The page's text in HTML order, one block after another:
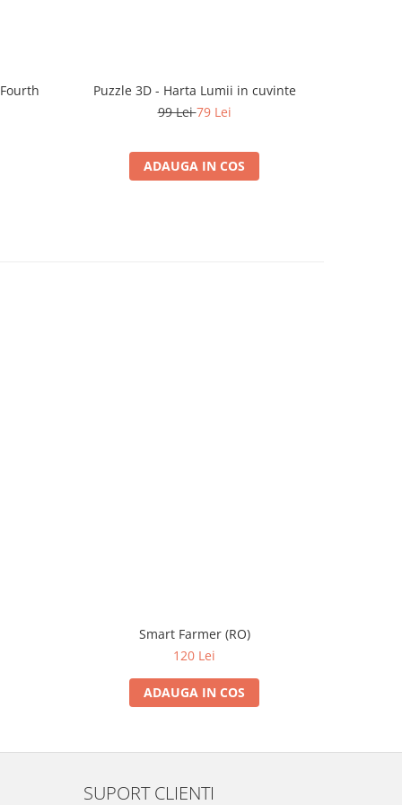
Puzzle 3D - Harta Lumii in cuvinte
99 Lei79 Lei
ADAUGA IN COS
Smart Farmer (RO)
120 Lei
ADAUGA IN COS
SUPORT CLIENTI